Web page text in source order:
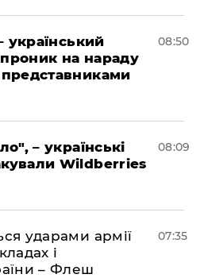
український
на нараду
08:50
– українські
Wildberries
08:09
ударами армії
і
– Флеш
07:35